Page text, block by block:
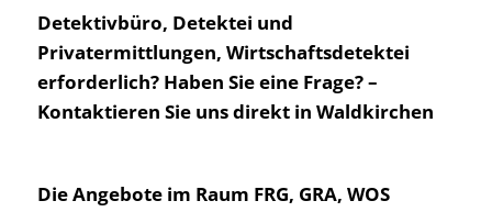
Detektivbüro, Detektei und
Privatermittlungen, Wirtschaftsdetektei
erforderlich? Haben Sie eine Frage? –
Kontaktieren Sie uns direkt in Waldkirchen
Die Angebote im Raum FRG, GRA, WOS